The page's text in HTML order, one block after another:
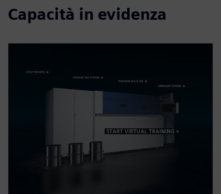
Capacità in evidenza